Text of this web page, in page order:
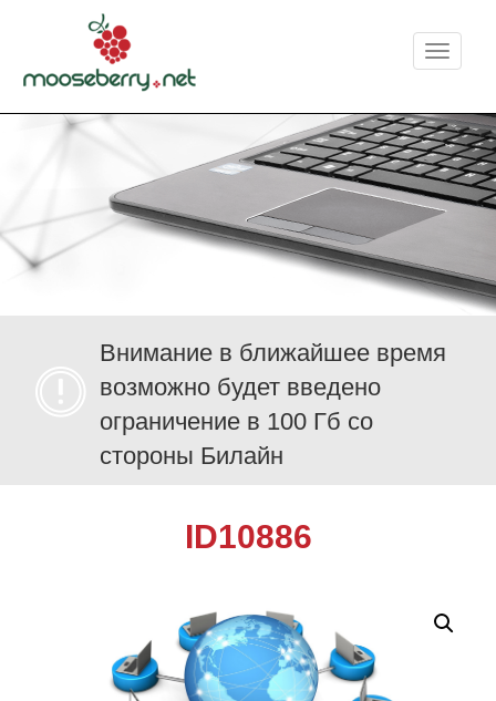
Меню
Внимание в ближайшее время
возможно будет введено
ограничение в 100 Гб со
стороны Билайн
ID10886